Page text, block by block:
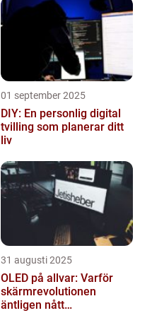
01 september 2025
DIY: En personlig digital
tvilling som planerar ditt
liv
31 augusti 2025
OLED på allvar: Varför
skärmrevolutionen
äntligen nått